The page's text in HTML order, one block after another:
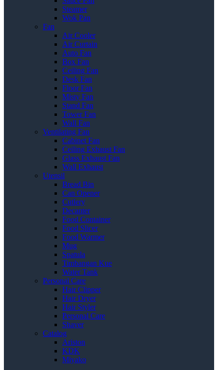
Steamer
Wok Pan
Fan
Air Cooler
Air Curtain
Auto Fan
Box Fan
Ceiling Fan
Desk Fan
Floor Fan
Misty Fan
Stand Fan
Tower Fan
Wall Fan
Ventilating Fan
Cabinet Fan
Ceiling Exhaust Fan
Glass Exhaust Fan
Wall Exhaust
Utensil
Bread Bin
Can Opener
Cutlery
Decanter
Food Container
Food Slicer
Food Warmer
Mug
Spatula
Timbangan Kue
Water Tank
Personal Care
Hair Clipper
Hair Dryer
Hair Styler
Personal Care
Shaver
Catalog
Ariston
KDK
Miyako